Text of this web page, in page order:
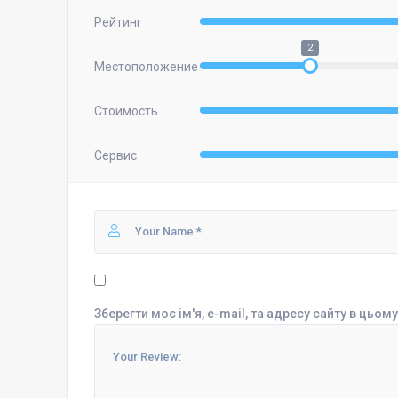
Рейтинг
Местоположение
2
Стоимость
Сервис
Зберегти моє ім'я, e-mail, та адресу сайту в